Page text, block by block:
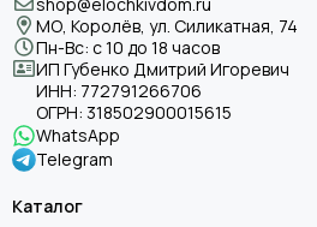
МО, Королёв, ул. Силикатная, 74
Пн-Вс: с 10 до 18 часов
ИП Губенко Дмитрий Игоревич
ИНН: 772791266706
ОГРН: 318502900015615
WhatsApp
Telegram
Каталог